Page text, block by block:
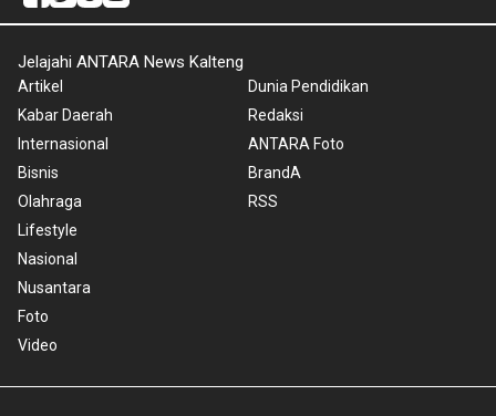
Jelajahi ANTARA News Kalteng
Artikel
Kabar Daerah
Internasional
Bisnis
Olahraga
Lifestyle
Nasional
Nusantara
Foto
Video
Dunia Pendidikan
Redaksi
ANTARA Foto
BrandA
RSS